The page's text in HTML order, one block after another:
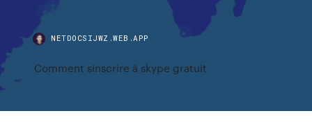
NETDOCSIJWZ.WEB.APP
Comment sinscrire à skype gratuit